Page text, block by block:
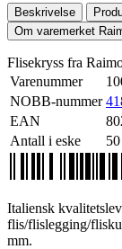
Mer
Beskrivelse
Om varemerket
Flisekryss fra
Varenummer
NOBB-nummer
EAN
Antall i eske
50
Italiensk
flis/flislegging/
mm.